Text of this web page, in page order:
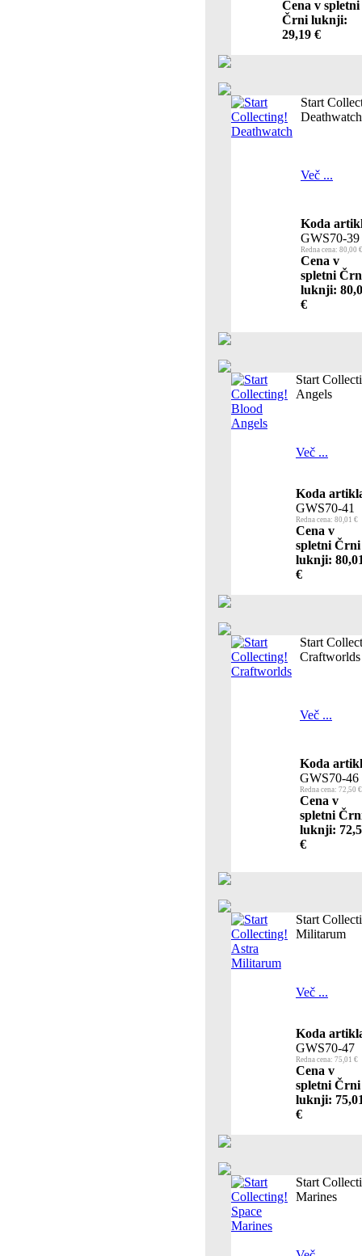
Cena v spletni
Črni luknji:
29,19 €
Start
Deathwatch
Več ...
Koda
GWS70-39
Redna cena: 80,00 €
Cena v
spletni
luknji:
€
Start
Angels
Več ...
Koda
GWS70-41
Redna cena: 80,01 €
Cena v
spletni Črni
luknji:
€
Start
Craftworlds
Več ...
Koda
GWS70-46
Redna cena: 72,50 €
Cena v
spletni
luknji:
€
Start
Militarum
Več ...
Koda
GWS70-47
Redna cena: 75,01 €
Cena v
spletni Črni
luknji:
€
Start
Marines